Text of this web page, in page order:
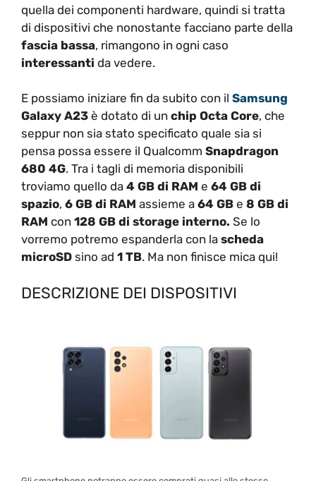
quella dei componenti hardware, quindi si tratta
di dispositivi che nonostante facciano parte della
fascia bassa, rimangono in ogni caso
interessanti da vedere.
E possiamo iniziare fin da subito con il Samsung
Galaxy A23 è dotato di un chip Octa Core, che
seppur non sia stato specificato quale sia si
pensa possa essere il Qualcomm Snapdragon
680 4G. Tra i tagli di memoria disponibili
troviamo quello da 4 GB di RAM e 64 GB di
spazio, 6 GB di RAM assieme a 64 GB e 8 GB di
RAM con 128 GB di storage interno. Se lo
vorremo potremo espanderla con la scheda
microSD sino ad 1 TB. Ma non finisce mica qui!
DESCRIZIONE DEI DISPOSITIVI